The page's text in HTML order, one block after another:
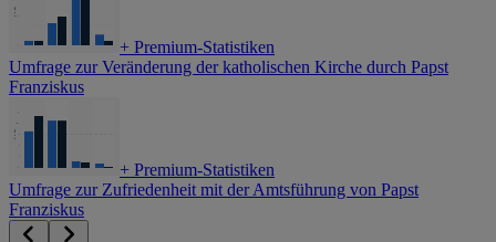
+ Premium-Statistiken
Umfrage zur Veränderung der katholischen Kirche durch Papst
Franziskus
+ Premium-Statistiken
Umfrage zur Zufriedenheit mit der Amtsführung von Papst
Franziskus